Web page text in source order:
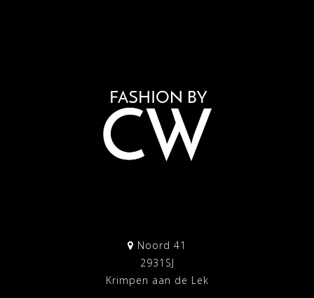
Noord 41
2931SJ
Krimpen aan de Lek